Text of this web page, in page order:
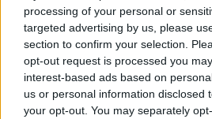
processing of your personal or
targeted advertising by us, please
section to confirm your selection.
opt-out request is processed you
interest-based ads based on
us or personal information disclosed
your opt-out. You may separately
koncentrálnak, mint a pár
kapcsolatban állnak
ban a szerencse mellettük
nagyon türelmesnek és
bizonyulnak a kecskék
erőfeszítésében.